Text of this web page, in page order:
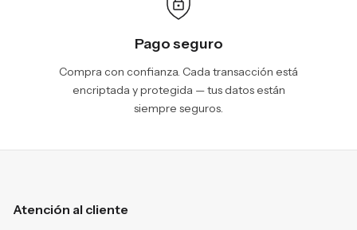
Pago seguro
Compra con confianza. Cada transacción está
encriptada y protegida — tus datos están
siempre seguros.
Atención al cliente